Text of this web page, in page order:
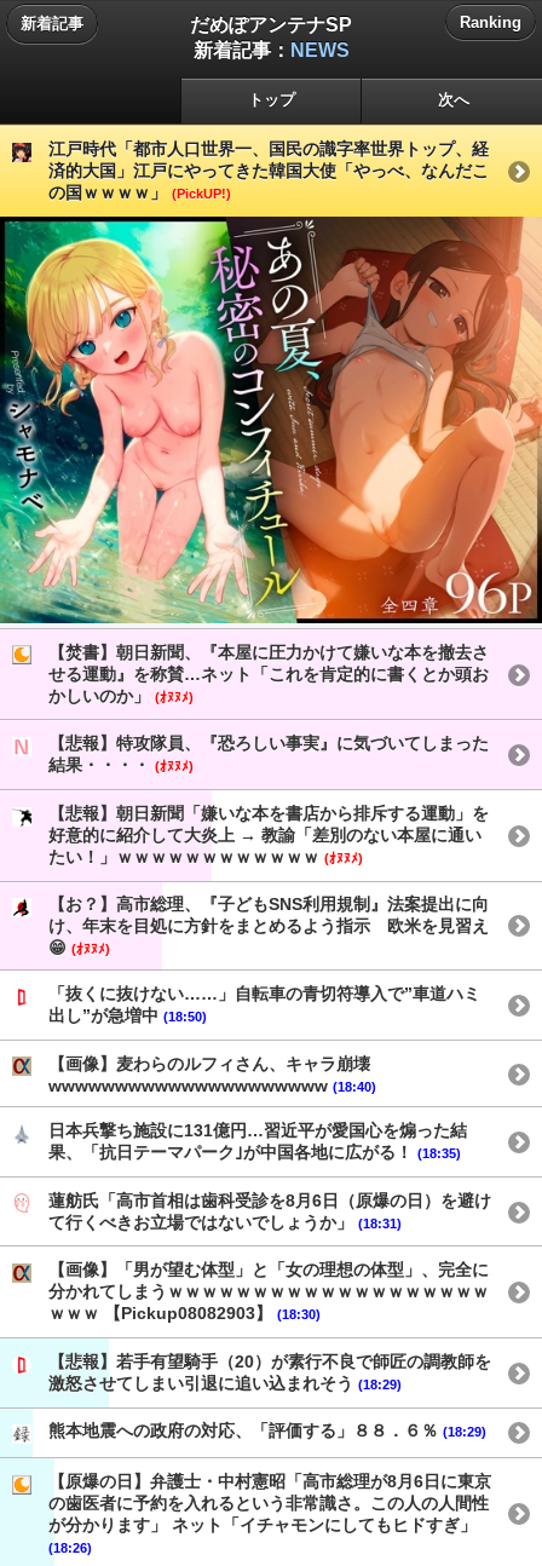
新着記事
だめぽアンテナSP
新着記事： NEWS
Ranking
トップ 次へ
江戸時代「都市人口世界一、国民の識字率世界トップ、経
済的大国」江戸にやってきた韓国大使「やっべ、なんだこ
の国ｗｗｗｗ」
(PickUP!)
【焚書】朝日新聞、『本屋に圧力かけて嫌いな本を撤去さ
せる運動』を称賛…ネット「これを肯定的に書くとか頭お
かしいのか」
(ｵﾇﾇﾒ)
【悲報】特攻隊員、『恐ろしい事実』に気づいてしまった
結果・・・・
(ｵﾇﾇﾒ)
【悲報】朝日新聞「嫌いな本を書店から排斥する運動」を
好意的に紹介して大炎上 → 教諭「差別のない本屋に通い
たい！」ｗｗｗｗｗｗｗｗｗｗｗｗ (ｵﾇﾇﾒ)
【お？】高市総理、『子どもSNS利用規制』法案提出に向
け、年末を目処に方針をまとめるよう指示 欧米を見習え
😁 (ｵﾇﾇﾒ)
「抜くに抜けない……」自転車の青切符導入で”車道ハミ
出し”が急増中 (18:50)
【画像】麦わらのルフィさん、キャラ崩壊
wwwwwwwwwwwwwwwwwwwww (18:40)
日本兵撃ち施設に131億円…習近平が愛国心を煽った結
果、「抗日テーマパーク｣が中国各地に広がる！
(18:35)
蓮舫氏「高市首相は歯科受診を8月6日（原爆の日）を避け
て行くべきお立場ではないでしょうか」
(18:31)
【画像】「男が望む体型」と「女の理想の体型」、完全に
分かれてしまうｗｗｗｗｗｗｗｗｗｗｗｗｗｗｗｗｗｗｗ
ｗｗｗ 【Pickup08082903】
(18:30)
【悲報】若手有望騎手（20）が素行不良で師匠の調教師を
激怒させてしまい引退に追い込まれそう (18:29)
熊本地震への政府の対応、「評価する」８８．６％ (18:29)
【原爆の日】弁護士・中村憲昭「高市総理が8月6日に東京
の歯医者に予約を入れるという非常識さ。この人の人間性
が分かります」 ネット「イチャモンにしてもヒドすぎ」
(18:26)